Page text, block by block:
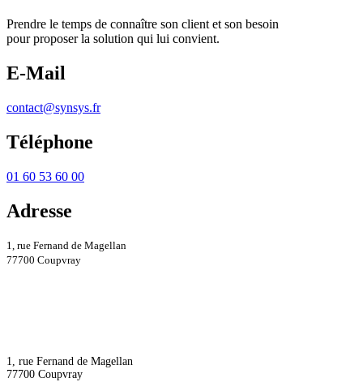
Prendre le temps de connaître son client et son besoin
pour proposer la solution qui lui convient.
E-Mail
contact@synsys.fr
Téléphone
01 60 53 60 00
Adresse
1, rue Fernand de Magellan
77700 Coupvray
1, rue Fernand de Magellan
77700 Coupvray